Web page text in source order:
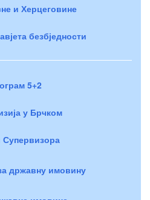
и Херцеговине
безбједности
5+2
у Брчком
Супервизора
државну имовину